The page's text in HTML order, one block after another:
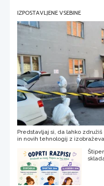
IZPOSTAVLJENE VSEBINE
Predstavljaj si, da lahko
in novih tehnologij z